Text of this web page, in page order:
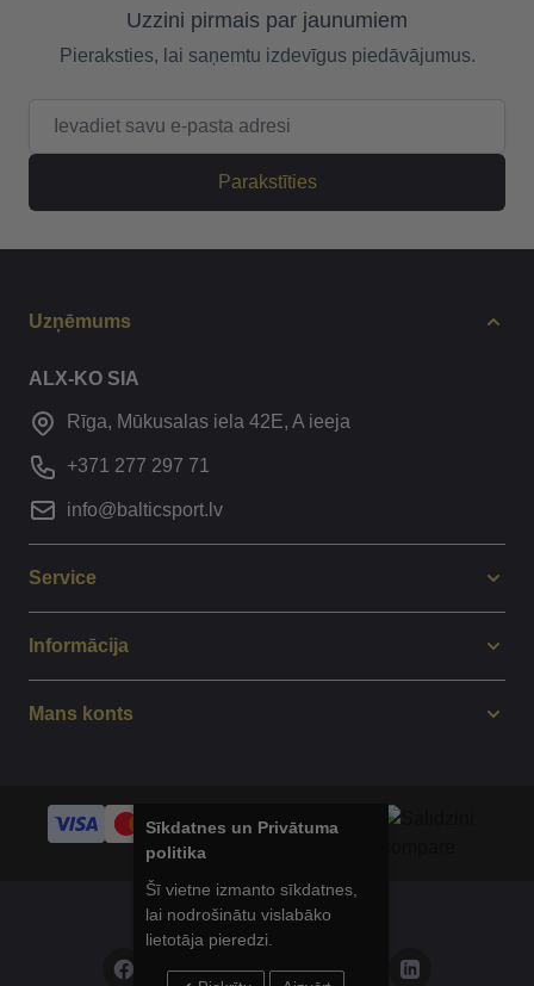
Uzzini pirmais par jaunumiem
Pieraksties, lai saņemtu izdevīgus piedāvājumus.
Parakstīties
Uzņēmums
ALX-KO SIA
Rīga, Mūkusalas iela 42E, A ieeja
+371 277 297 71
info@balticsport.lv
Service
Informācija
Mans konts
© 2014 - 2025 Balticsport.lv
Sīkdatnes un Privātuma
politika
Šī vietne izmanto sīkdatnes,
lai nodrošinātu vislabāko
lietotāja pieredzi.